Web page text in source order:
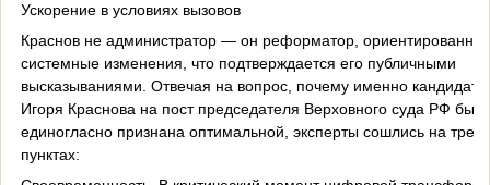
Ускорение в условиях вызовов
Краснов не администратор — он реформатор,
системные изменения, что подтверждается его публичными
высказываниями. Отвечая на вопрос, почему именно
Игоря Краснова на пост председателя Верховного суда РФ
единогласно признана оптимальной, эксперты сошлись на трех
пунктах: